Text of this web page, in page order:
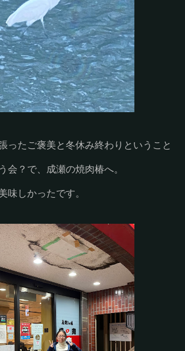
ったご褒美と冬休み終わりということ
会？で、成瀬の焼肉椿へ。
味しかったです。